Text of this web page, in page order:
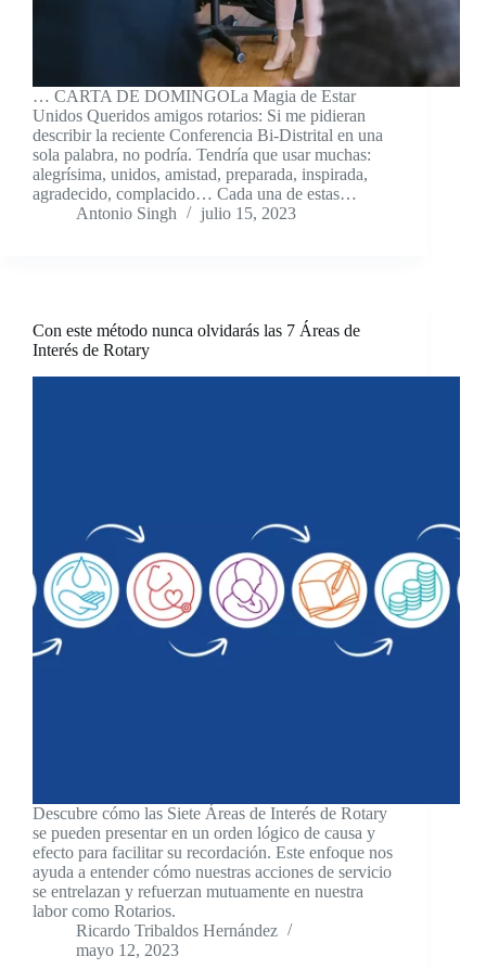
… CARTA DE DOMINGOLa Magia de Estar
Unidos Queridos amigos rotarios: Si me pidieran
describir la reciente Conferencia Bi-Distrital en una
sola palabra, no podría. Tendría que usar muchas:
alegrísima, unidos, amistad, preparada, inspirada,
agradecido, complacido… Cada una de estas…
Antonio Singh
julio 15, 2023
Con este método nunca olvidarás las 7 Áreas de
Interés de Rotary
Descubre cómo las Siete Áreas de Interés de Rotary
se pueden presentar en un orden lógico de causa y
efecto para facilitar su recordación. Este enfoque nos
ayuda a entender cómo nuestras acciones de servicio
se entrelazan y refuerzan mutuamente en nuestra
labor como Rotarios.
Ricardo Tribaldos Hernández
mayo 12, 2023